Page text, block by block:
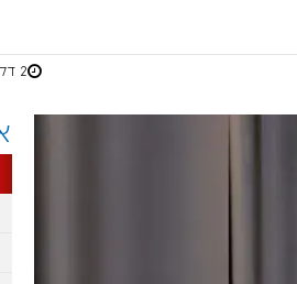
2 דקות